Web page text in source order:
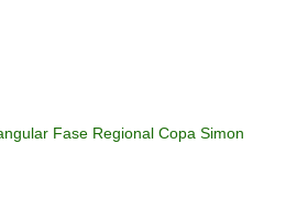
Fase Regional Copa Simon